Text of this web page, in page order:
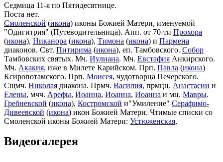
Седмица 11-я по Пятидесятнице.
Поста нет.
Смоленской (икона) иконы Божией Матери, именуемой
"Одигитрия" (Путеводительница). Апп. от 70-ти Прохора
(икона), Никанора (икона), Тимона (икона) и Пармена
диаконов. Свт. Питирима (икона), еп. Тамбовского. Собор
Тамбовских святых. Мч. Иулиана. Мч. Евстафия Анкирского.
Мч. Акакия, иже в Милете Карийском. Прп. Павла (икона)
Ксиропотамского. Прп. Моисея, чудотворца Печерского.
Сщмч. Николая диакона. Прмч. Василия, прмцц. Анастасии и
Елены, мчч. Арефы, Иоанна, Иоанна, Иоанна и мц. Мавры.
Гребневской (икона), Костромской и"Умиление" Серафимо-
Дивеевской (икона) икон Божией Матери. Чтимые списки со
Смоленской иконы Божией Матери: Устюженская,
(икона),Игрицкая,Шуйская
Сергиевская(в Троице-Сергиевой Лавре).
Видеогалерея